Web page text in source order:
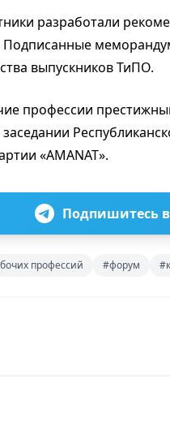
разработали
Подписанные
выпускников ТиПО.
профессии
«AMANAT».
Подпишитесь
профессий #форум